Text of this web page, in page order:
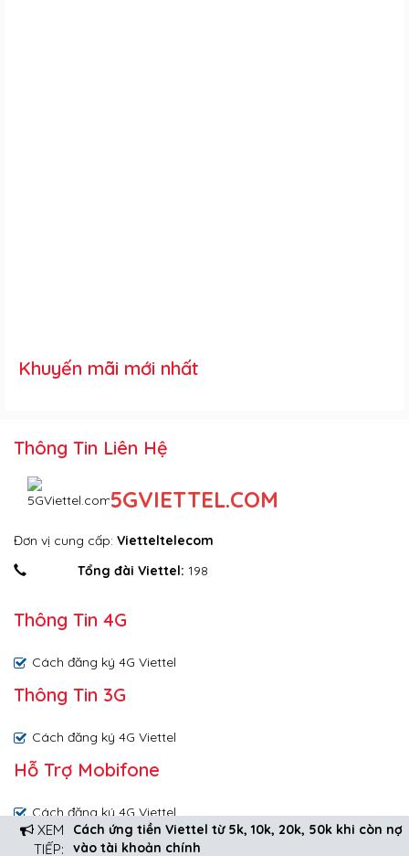
XEM
TIẾP:
Cách ứng tiền Viettel từ 5k, 10k, 20k, 50k khi còn nợ
vào tài khoản chính
Khuyến mãi mới nhất
Thông Tin Liên Hệ
5GVIETTEL.COM
Đơn vị cung cấp: Vietteltelecom
Tổng đài Viettel: 198
Thông Tin 4G
Cách đăng ký 4G Viettel
Thông Tin 3G
Cách đăng ký 4G Viettel
Hỗ Trợ Mobifone
Cách đăng ký 4G Viettel
Copyright © 2024 by 5GViettel.com